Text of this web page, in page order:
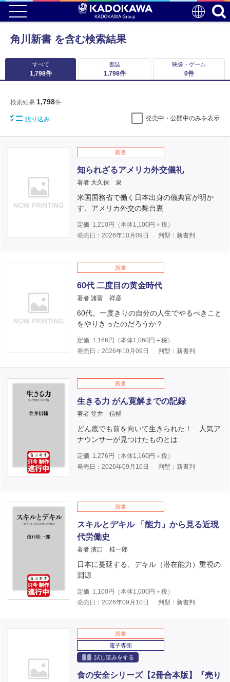
角川新書 を含む検索結果
すべて
1,798件
書誌
1,798件
映像・ゲーム
0件
検索結果 1,798件
絞り込み 発売中・公開中のみを表示
新書
知られざるアメリカ外交儀礼
著者 大久保 泉
米国国務省で働く日本出身の儀典官が明か
す、アメリカ外交の舞台裏
定価 1,210円（本体1,100円＋税）
発売日：2026年10月09日
判型：新書判
新書
60代 二度目の黄金時代
著者 諸富 祥彦
60代。一度きりの自分の人生でやるべきこと
をやりきったのだろうか？
定価 1,166 円（本体1,060円＋税）
発売日：2026年10月09日
判型：新書判
新書
生きる力 がん寛解までの記録
著者 笠井 信輔
どん底でも前を向いて生きられた！ 人気ア
ナウンサーが見つけたものとは
定価 1,276 円（本体1,160円＋税）
発売日：2026年09月10日
判型：新書判
新書
スキルとデキル 「能力」から見る近現
代労働史
著者 濱口 桂一郎
日本に蔓延する、デキル（潜在能力）重視の
淵源
定価 1,100円（本体1,000円＋税）
発売日：2026年09月10日
判型：新書判
新書
電子専売
試し読みをする
食の安全シリーズ【2冊合本版】『売り